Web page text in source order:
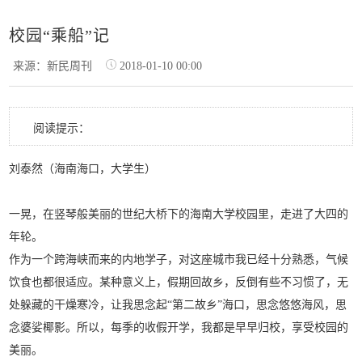
校园“乘船”记
来源：新民周刊 2018-01-10 00:00
阅读提示：
刘泰然（海南海口，大学生）
一晃，在竖琴般美丽的世纪大桥下的海南大学校园里，走进了大四的
年轮。
作为一个跨海峡而来的内地学子，对这座城市我已经十分熟悉，气候
饮食也都很适应。某种意义上，假期回故乡，反倒有些不习惯了，无
处躲藏的干燥寒冷，让我思念起“第二故乡”海口，思念悠悠海风，思
念婆娑椰影。所以，每季的收假开学，我都是早早归校，享受校园的
美丽。